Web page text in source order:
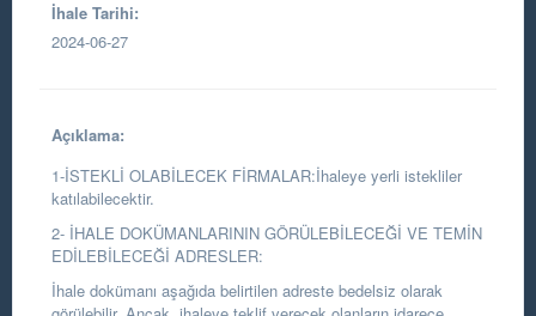
İhale Tarihi:
2024-06-27
Açıklama:
1-İSTEKLİ OLABİLECEK FİRMALAR:İhaleye yerli istekliler
katılabilecektir.
2- İHALE DOKÜMANLARININ GÖRÜLEBİLECEĞİ VE TEMİN
EDİLEBİLECEĞİ ADRESLER:
İhale dokümanı aşağıda belirtilen adreste bedelsiz olarak